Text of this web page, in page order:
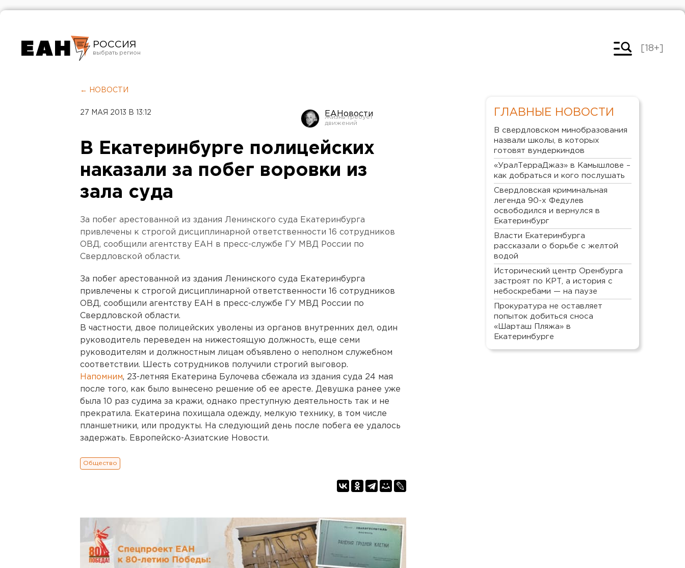
РОССИЯ
Челябинск
[18+]
← НОВОСТИ
27 МАЯ 2013 В 13:12 ЕАНовости
В Екатеринбурге полицейских
наказали за побег воровки из
зала суда
За побег арестованной из здания Ленинского суда Екатеринбурга
привлечены к строгой дисциплинарной ответственности 16 сотрудников
ОВД, сообщили агентству ЕАН в пресс-службе ГУ МВД России по
Свердловской области.
За побег арестованной из здания Ленинского суда Екатеринбурга
привлечены к строгой дисциплинарной ответственности 16 сотрудников
ОВД, сообщили агентству ЕАН в пресс-службе ГУ МВД России по
Свердловской области.
В частности, двое полицейских уволены из органов внутренних дел, один
руководитель переведен на нижестоящую должность, еще семи
руководителям и должностным лицам объявлено о неполном служебном
соответствии. Шесть сотрудников получили строгий выговор.
Напомним, 23-летняя Екатерина Булочева сбежала из здания суда 24 мая
после того, как было вынесено решение об ее аресте. Девушка ранее уже
была 10 раз судима за кражи, однако преступную деятельность так и не
прекратила. Екатерина похищала одежду, мелкую технику, в том числе
планшетники, или продукты. На следующий день после побега ее удалось
задержать. Европейско-Азиатские Новости.
Общество
ГЛАВНЫЕ НОВОСТИ
В свердловском минобразования
назвали школы, в которых
готовят вундеркиндов
«УралТерраДжаз» в Камышлове –
как добраться и кого послушать
Свердловская криминальная
легенда 90-х Федулев
освободился и вернулся в
Екатеринбург
Власти Екатеринбурга
рассказали о борьбе с желтой
водой
Исторический центр Оренбурга
застроят по КРТ, а история с
небоскребами — на паузе
Прокуратура не оставляет
попыток добиться сноса
«Шарташ Пляжа» в
Екатеринбурге